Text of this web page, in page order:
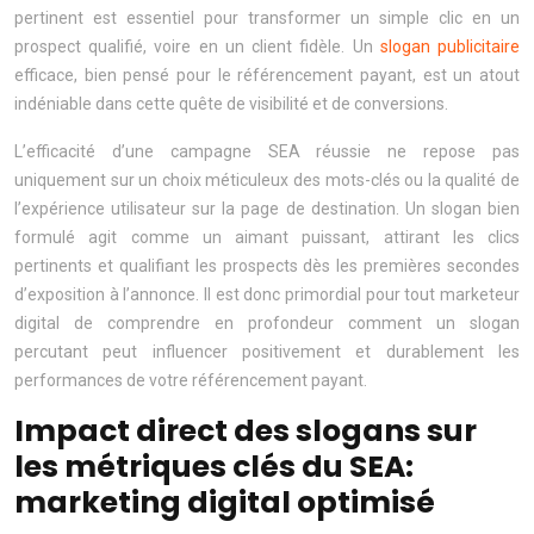
pertinent est essentiel pour transformer un simple clic en un
prospect qualifié, voire en un client fidèle. Un slogan publicitaire
efficace, bien pensé pour le référencement payant, est un atout
indéniable dans cette quête de visibilité et de conversions.
L’efficacité d’une campagne SEA réussie ne repose pas
uniquement sur un choix méticuleux des mots-clés ou la qualité de
l’expérience utilisateur sur la page de destination. Un slogan bien
formulé agit comme un aimant puissant, attirant les clics
pertinents et qualifiant les prospects dès les premières secondes
d’exposition à l’annonce. Il est donc primordial pour tout marketeur
digital de comprendre en profondeur comment un slogan
percutant peut influencer positivement et durablement les
performances de votre référencement payant.
Impact direct des slogans sur
les métriques clés du SEA:
marketing digital optimisé